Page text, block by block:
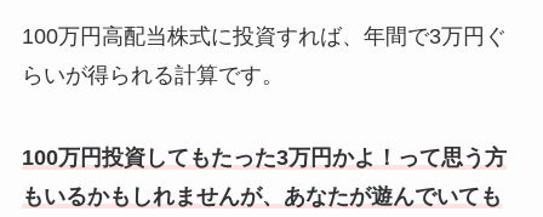
100万円高配当株式に投資すれば、年間で3万円ぐ
らいが得られる計算です。
100万円投資してもたった3万円かよ！って思う方
もいるかもしれませんが、あなたが遊んでいても